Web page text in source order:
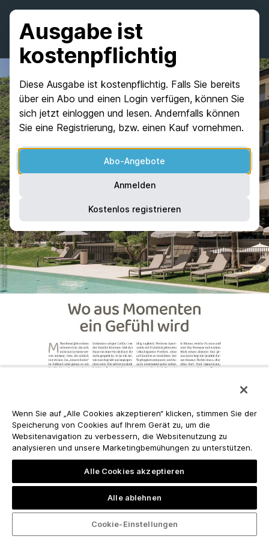
Ausgabe ist
kostenpflichtig
Diese Ausgabe ist kostenpflichtig. Falls Sie bereits
über ein Abo und einen Login verfügen, können Sie
sich jetzt einloggen und lesen. Andernfalls können
Sie eine Registrierung, bzw. einen Kauf vornehmen.
Abo-Angebote
Anmelden
Kostenlos registrieren
Wenn Sie auf „Alle Cookies akzeptieren“ klicken, stimmen Sie der
Speicherung von Cookies auf Ihrem Gerät zu, um die
Websitenavigation zu verbessern, die Websitenutzung zu
analysieren und unsere Marketingbemühungen zu unterstützen.
Alle Cookies akzeptieren
Alle ablehnen
Cookie-Einstellungen